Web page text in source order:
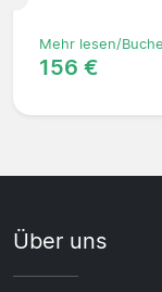
Mehr lesen/
156 €
Über uns